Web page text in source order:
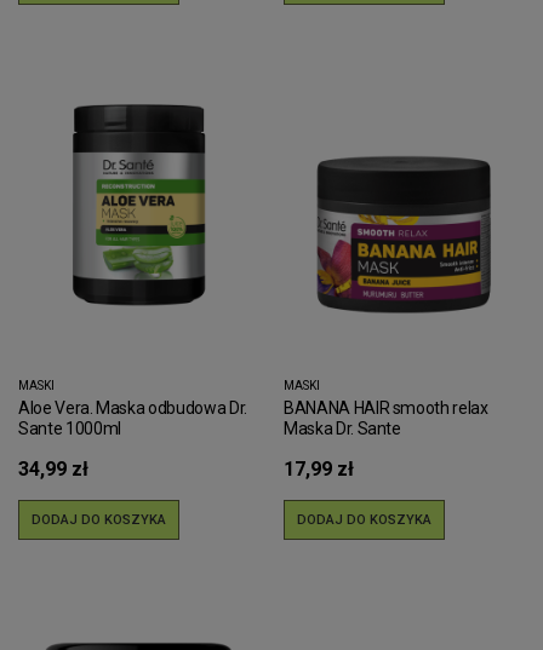
MASKI
Aloe Vera. Maska odbudowa Dr.
Sante 1000ml
34,99 zł
DODAJ DO KOSZYKA
MASKI
BANANA HAIR smooth relax
Maska Dr. Sante
17,99 zł
DODAJ DO KOSZYKA